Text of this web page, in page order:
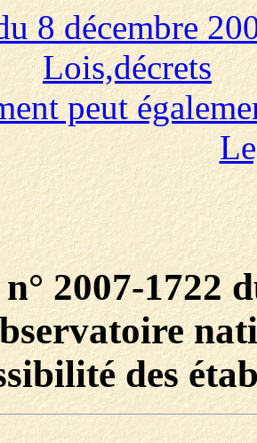
8 décembre
Lois,décrets
peut
2007-1722
des